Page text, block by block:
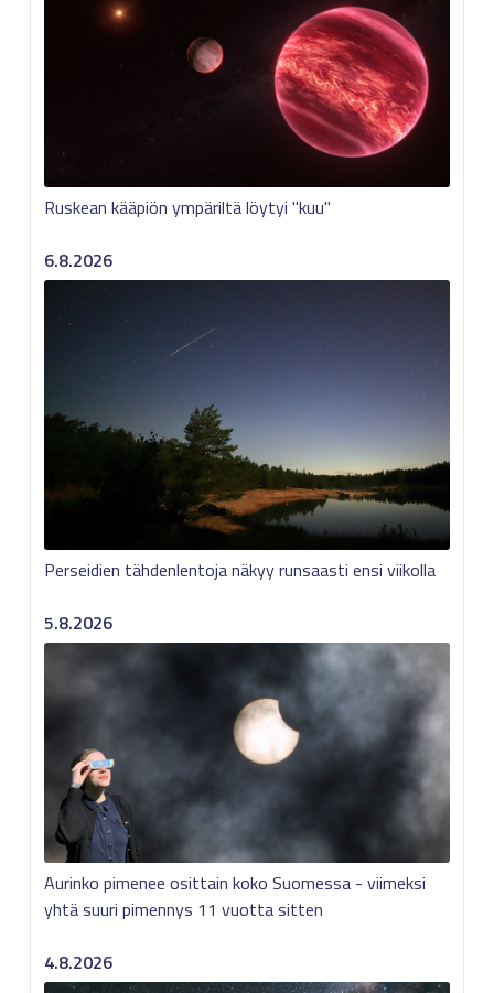
Ruskean kääpiön ympäriltä löytyi "kuu"
6.8.2026
Perseidien tähdenlentoja näkyy runsaasti ensi viikolla
5.8.2026
Aurinko pimenee osittain koko Suomessa - viimeksi
yhtä suuri pimennys 11 vuotta sitten
4.8.2026